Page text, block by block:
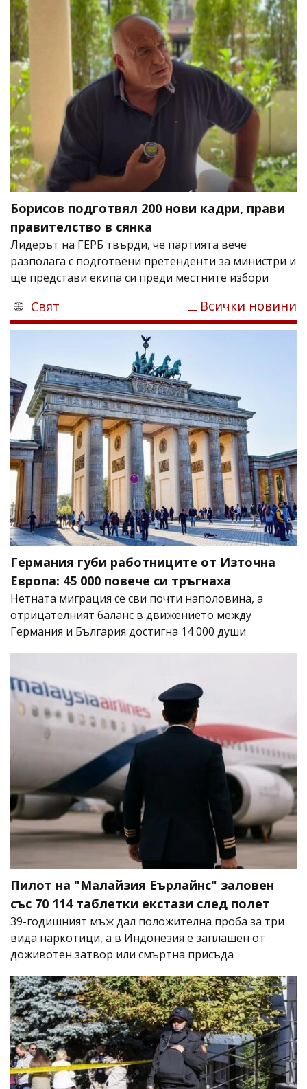
Борисов подготвял 200 нови кадри, прави
правителство в сянка
Лидерът на ГЕРБ твърди, че партията вече
разполага с подготвени претенденти за министри и
ще представи екипа си преди местните избори
Свят Всички новини
Германия губи работниците от Източна
Европа: 45 000 повече си тръгнаха
Нетната миграция се сви почти наполовина, а
отрицателният баланс в движението между
Германия и България достигна 14 000 души
Пилот на "Малайзия Еърлайнс" заловен
със 70 114 таблетки екстази след полет
39-годишният мъж дал положителна проба за три
вида наркотици, а в Индонезия е заплашен от
доживотен затвор или смъртна присъда